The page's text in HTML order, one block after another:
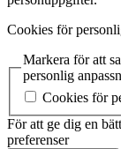
Cookies för
Markera för att
personlig
Cookies för
För att ge dig en
preferenser